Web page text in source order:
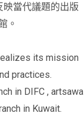
當代議題的出版
。
its mission
practices.
in DIFC , artsawa
in Kuwait.